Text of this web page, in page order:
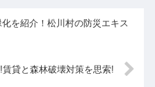
を紹介！松川村の防災エキス
貸と森林破壊対策を思索!